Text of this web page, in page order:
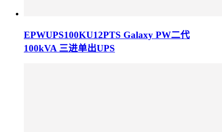
EPWUPS100KU12PTS Galaxy PW二代
100kVA 三进单出UPS